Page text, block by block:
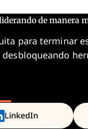
de manera
para terminar
LinkedIn